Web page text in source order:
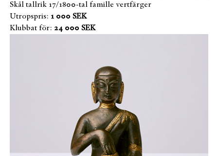
Skål tallrik 17/1800-tal famille vertfärger
Utropspris: 1 000 SEK
Klubbat för: 24 000 SEK